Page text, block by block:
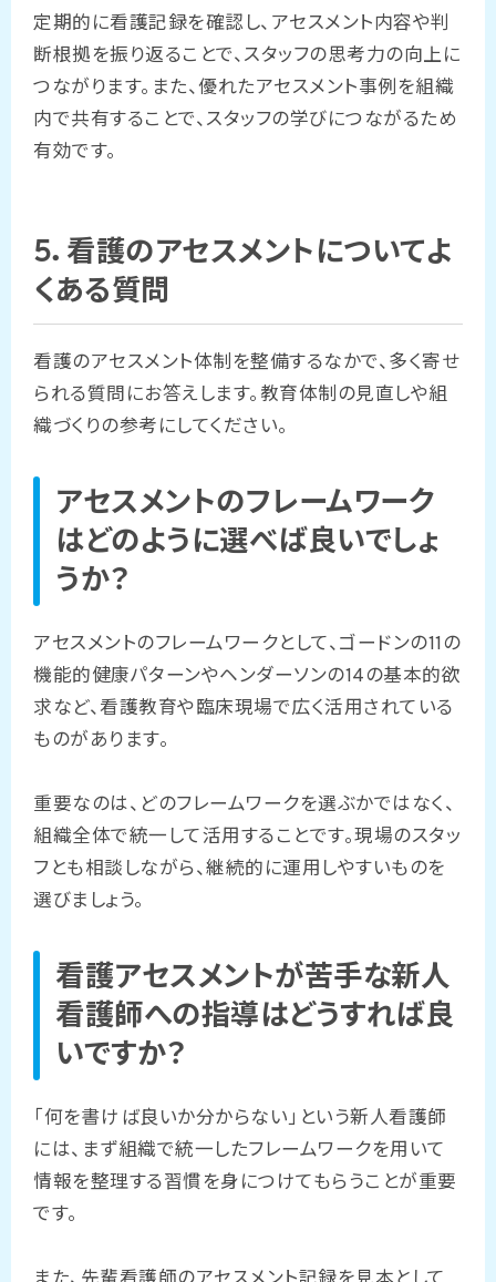
定期的に看護記録を確認し、アセスメント内容や判
断根拠を振り返ることで、スタッフの思考力の向上に
つながります。また、優れたアセスメント事例を組織
内で共有することで、スタッフの学びにつながるため
有効です。
5．看護のアセスメントについてよ
くある質問
看護のアセスメント体制を整備するなかで、多く寄せ
られる質問にお答えします。教育体制の見直しや組
織づくりの参考にしてください。
アセスメントのフレームワーク
はどのように選べば良いでしょ
うか？
アセスメントのフレームワークとして、ゴードンの11の
機能的健康パターンやヘンダーソンの14の基本的欲
求など、看護教育や臨床現場で広く活用されている
ものがあります。
重要なのは、どのフレームワークを選ぶかではなく、
組織全体で統一して活用することです。現場のスタッ
フとも相談しながら、継続的に運用しやすいものを
選びましょう。
看護アセスメントが苦手な新人
看護師への指導はどうすれば良
いですか？
「何を書けば良いか分からない」という新人看護師
には、まず組織で統一したフレームワークを用いて
情報を整理する習慣を身につけてもらうことが重要
です。